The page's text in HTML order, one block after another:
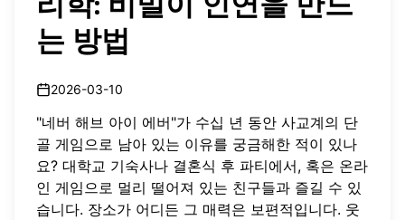
는 방법
2026-03-10
"네버 해브 아이 에버"가 수십 년 동안 사교계의 단
골 게임으로 남아 있는 이유를 궁금해한 적이 있나
요? 대학교 기숙사나 결혼식 후 파티에서, 혹은 온라
인 게임 으로 멀리 떨어져 있는 친구들과 즐길 수 있
습니다. 장소가 어디든 그 매력은 보편적입니다. 웃